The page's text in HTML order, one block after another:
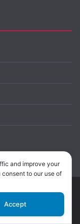
rights reserved.
by
and improve your
to our use of
Accept